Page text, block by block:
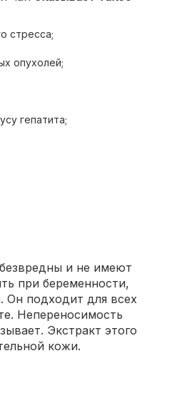
стресса;
опухолей;
гепатита;
и не имеют
при беременности,
Он подходит для всех
Непереносимость
Экстракт этого
кожи.